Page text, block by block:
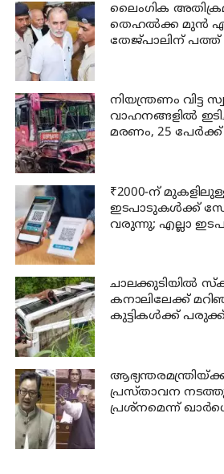
ലൈംഗിക
തെഹൽക്ക മുൻ
തേജ്പാലിന് പത്ത്
നിയന്ത്രണം വിട്ട
വാഹനങ്ങളില്‍
മരണം, 25
₹2000-ന്
ഇടപാടുകൾക്ക്
വരുന്നു; എല്ലാ
ചാലക്കുടിയില്‍
കനാലിലേക്ക്
കുട്ടികള്‍ക്ക്
ആഭ്യന്തരമന്ത്രിയ്ക്ക് സഭയില്‍
പ്രസ്താവന
പ്രശ്‌നമെന്ന്